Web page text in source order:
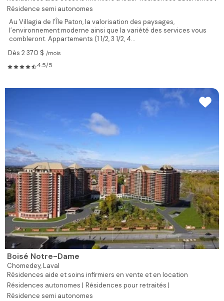
Résidence semi autonomes
Au Villagia de l’Île Paton, la valorisation des paysages,
l’environnement moderne ainsi que la variété des services vous
combleront. Appartements (1 1/2, 3 1/2, 4...
Dès 2 370 $ /mois
4.5/5
Boisé Notre-Dame
Chomedey,Laval
Résidences aide et soins infirmiers en vente et en location
Résidences autonomes | Résidences pour retraités |
Résidence semi autonomes